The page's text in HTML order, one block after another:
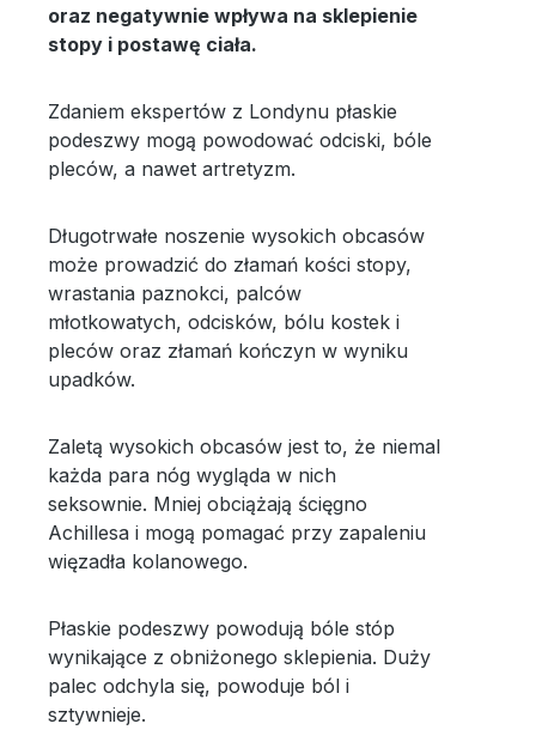
oraz negatywnie wpływa na sklepienie
stopy i postawę ciała.
Zdaniem ekspertów z Londynu płaskie
podeszwy mogą powodować odciski, bóle
pleców, a nawet artretyzm.
Długotrwałe noszenie wysokich obcasów
może prowadzić do złamań kości stopy,
wrastania paznokci, palców
młotkowatych, odcisków, bólu kostek i
pleców oraz złamań kończyn w wyniku
upadków.
Zaletą wysokich obcasów jest to, że niemal
każda para nóg wygląda w nich
seksownie. Mniej obciążają ścięgno
Achillesa i mogą pomagać przy zapaleniu
więzadła kolanowego.
Płaskie podeszwy powodują bóle stóp
wynikające z obniżonego sklepienia. Duży
palec odchyla się, powoduje ból i
sztywnieje.